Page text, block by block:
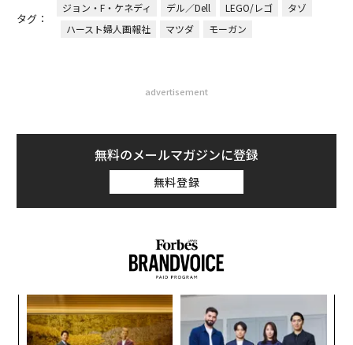
タグ：
ジョン・F・ケネディ デル／Dell LEGO/レゴ
タゾ
ハースト婦人画報社
マツダ モーガン
advertisement
無料のメールマガジンに登録
無料登録